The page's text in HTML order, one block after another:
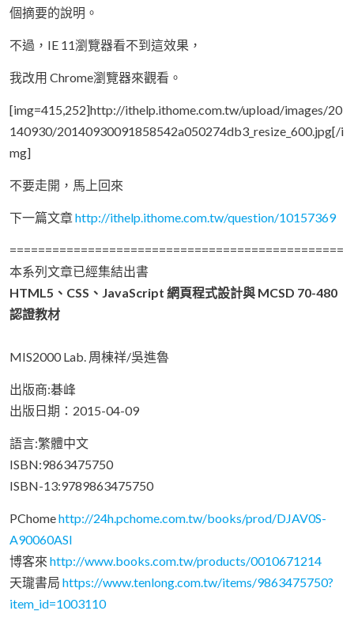
個摘要的說明。
不過，IE 11瀏覽器看不到這效果，
我改用 Chrome瀏覽器來觀看。
[img=415,252]http://ithelp.ithome.com.tw/upload/images/20
140930/20140930091858542a050274db3_resize_600.jpg[/i
mg]
不要走開，馬上回來
下一篇文章http://ithelp.ithome.com.tw/question/10157369
===============================================
本系列文章已經集結出書
HTML5、CSS、JavaScript 網頁程式設計與 MCSD 70-480
認證教材
MIS2000 Lab. 周棟祥/吳進魯
出版商:碁峰
出版日期：2015-04-09
語言:繁體中文
ISBN:9863475750
ISBN-13:9789863475750
PChomehttp://24h.pchome.com.tw/books/prod/DJAV0S-
A90060ASI
博客來 http://www.books.com.tw/products/0010671214
天瓏書局 https://www.tenlong.com.tw/items/9863475750?
item_id=1003110